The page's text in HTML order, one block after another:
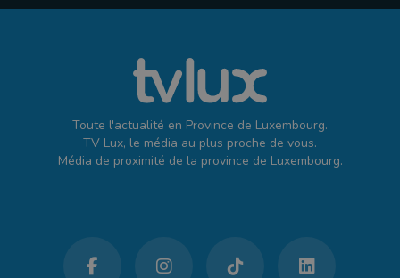
Toute l'actualité en Province de Luxembourg.
TV Lux, le média au plus proche de vous.
Média de proximité de la province de Luxembourg.